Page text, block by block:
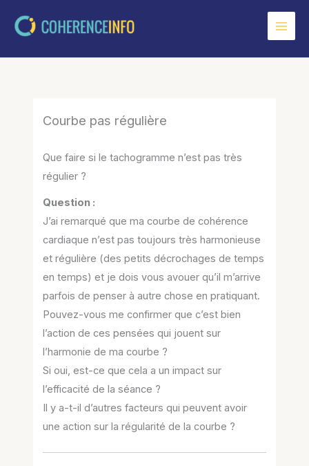
Courbe pas régulière
Que faire si le tachogramme n’est pas très
régulier ?
Question :
J’ai remarqué que ma courbe de cohérence
cardiaque n’est pas toujours très harmonieuse
et régulière (des petits décrochages de temps
en temps) et je dois vous avouer qu’il m’arrive
parfois de penser à autre chose en pratiquant.
Pouvez-vous me confirmer que c’est bien
l’action de ces pensées qui jouent sur
l’harmonie de ma courbe ?
Si oui, est-ce que cela a un impact sur
l’efficacité de la séance ?
Il y a-t-il d’autres facteurs qui peuvent avoir
une action sur la régularité de la courbe ?